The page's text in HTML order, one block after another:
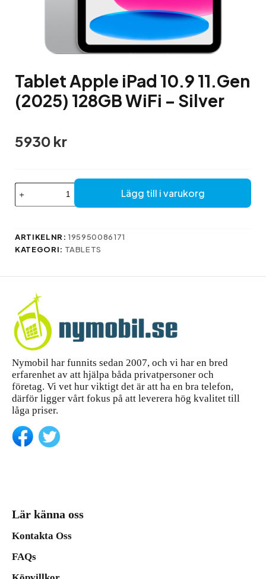
Tablet Apple iPad 10.9 11.Gen
(2025) 128GB WiFi – Silver
5930 kr
Tablet
Apple
iPad
11.Gen
128GB
-
mängd
Lägg till i varukorg
ARTIKELNR: 195950086171
KATEGORI: TABLETS
Nymobil har funnits sedan 2007, och vi har en bred
erfarenhet av att hjälpa båda privatpersoner och
företag. Vi vet hur viktigt det är att ha en bra telefon,
därför ligger vårt fokus på att leverera hög kvalitet till
låga priser.
Lär känna oss
Kontakta Oss
FAQs